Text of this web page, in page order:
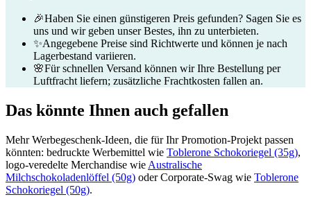
🎉Haben Sie einen günstigeren Preis gefunden? Sagen Sie es
uns und wir geben unser Bestes, ihn zu unterbieten.
✨Angegebene Preise sind Richtwerte und können je nach
Lagerbestand variieren.
🌸Für schnellen Versand können wir Ihre Bestellung per
Luftfracht liefern; zusätzliche Frachtkosten fallen an.
Das könnte Ihnen auch gefallen
Mehr Werbegeschenk-Ideen, die für Ihr Promotion-Projekt passen
könnten: bedruckte Werbemittel wie Toblerone Schokoriegel (35g),
logo-veredelte Merchandise wie Australische
Milchschokoladenlöffel (50g) oder Corporate-Swag wie Toblerone
Schokoriegel (50g).